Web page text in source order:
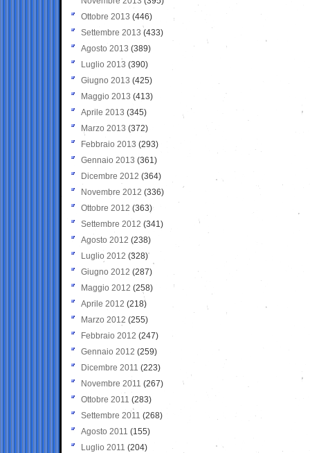
Ottobre 2013 (446)
Settembre 2013 (433)
Agosto 2013 (389)
Luglio 2013 (390)
Giugno 2013 (425)
Maggio 2013 (413)
Aprile 2013 (345)
Marzo 2013 (372)
Febbraio 2013 (293)
Gennaio 2013 (361)
Dicembre 2012 (364)
Novembre 2012 (336)
Ottobre 2012 (363)
Settembre 2012 (341)
Agosto 2012 (238)
Luglio 2012 (328)
Giugno 2012 (287)
Maggio 2012 (258)
Aprile 2012 (218)
Marzo 2012 (255)
Febbraio 2012 (247)
Gennaio 2012 (259)
Dicembre 2011 (223)
Novembre 2011 (267)
Ottobre 2011 (283)
Settembre 2011 (268)
Agosto 2011 (155)
Luglio 2011 (204)